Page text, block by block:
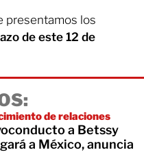
presentamos los
de este 12 de
de relaciones
a Betssy
a México, anuncia